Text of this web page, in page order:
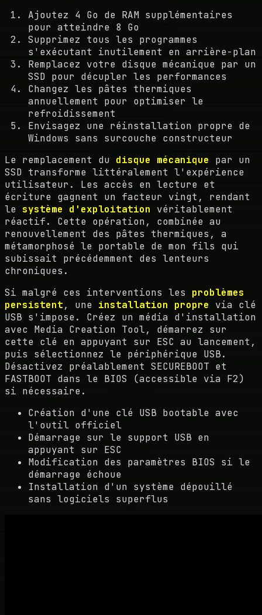
Ajoutez 4 Go de RAM supplémentaires
pour atteindre 8 Go
Supprimez tous les programmes
s'exécutant inutilement en arrière-plan
Remplacez votre disque mécanique par un
SSD pour décupler les performances
Changez les pâtes thermiques
annuellement pour optimiser le
refroidissement
Envisagez une réinstallation propre de
Windows sans surcouche constructeur
Le remplacement du disque mécanique par un
SSD transforme littéralement l'expérience
utilisateur. Les accès en lecture et
écriture gagnent un facteur vingt, rendant
le système d'exploitation véritablement
réactif. Cette opération, combinée au
renouvellement des pâtes thermiques, a
métamorphosé le portable de mon fils qui
subissait précédemment des lenteurs
chroniques.
Si malgré ces interventions les problèmes
persistent, une installation propre via clé
USB s'impose. Créez un média d'installation
avec Media Creation Tool, démarrez sur
cette clé en appuyant sur ESC au lancement,
puis sélectionnez le périphérique USB.
Désactivez préalablement SECUREBOOT et
FASTBOOT dans le BIOS (accessible via F2)
si nécessaire.
Création d'une clé USB bootable avec
l'outil officiel
Démarrage sur le support USB en
appuyant sur ESC
Modification des paramètres BIOS si le
démarrage échoue
Installation d'un système dépouillé
sans logiciels superflus